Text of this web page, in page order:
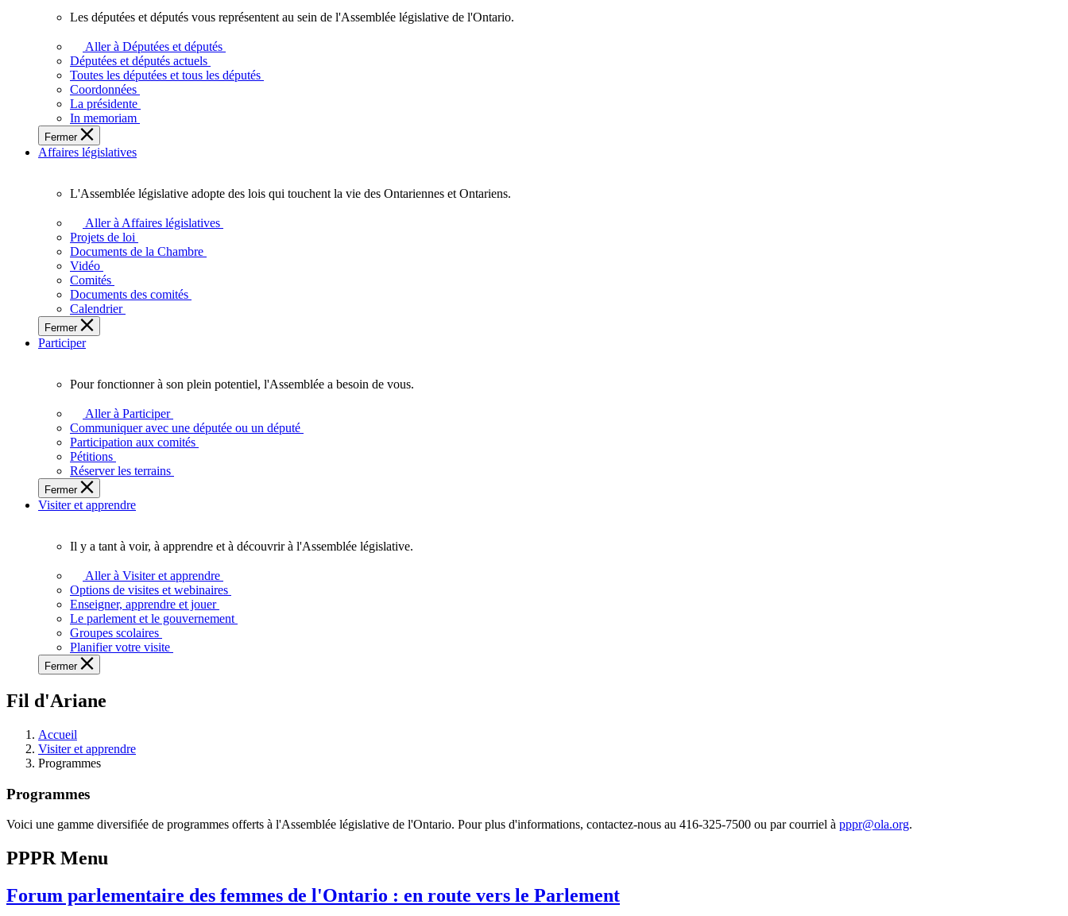
députées
députés
vous
représentent
sein
de
l'Assemblée
l'Ontario.
Les députées et députés vous représentent au sein de l'Assemblée législative de l'Ontario.
Aller à Députées et députés
Députées et députés actuels
Toutes les députées et tous les députés
Coordonnées
La présidente
In memoriam
Fermer
Affaires législatives
législative
adopte
touchent
vie
des
Ontariennes
Ontariens.
L'Assemblée législative adopte des lois qui touchent la vie des Ontariennes et Ontariens.
Aller à Affaires législatives
Projets de loi
Documents de la Chambre
Vidéo
Comités
Documents des comités
Calendrier
Fermer
Participer
fonctionner
plein
potentiel,
l'Assemblée
a
besoin
Pour fonctionner à son plein potentiel, l'Assemblée a besoin de vous.
Aller à Participer
Communiquer avec une députée ou un député
Participation aux comités
Pétitions
Réserver les terrains
Fermer
Visiter et apprendre
voir,
apprendre
et
découvrir
l'Assemblée
législative.
Il y a tant à voir, à apprendre et à découvrir à l'Assemblée législative.
Aller à Visiter et apprendre
Options de visites et webinaires
Enseigner, apprendre et jouer
Le parlement et le gouvernement
Groupes scolaires
Planifier votre visite
Fermer
Fil d'Ariane
Accueil
Visiter et apprendre
Programmes
Programmes
Voici une gamme diversifiée de programmes offerts à l'Assemblée législative de l'Ontario. Pour plus d'informations, contactez-nous au 416-325-7500 ou par courriel à pppr@ola.org.
PPPR Menu
Forum parlementaire des femmes de l'Ontario : en route vers le Parlement